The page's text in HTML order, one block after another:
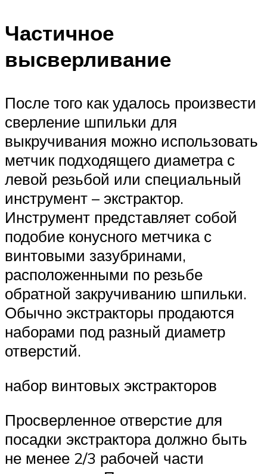
Частичное
высверливание
После того как удалось произвести
сверление шпильки для
выкручивания можно использовать
метчик подходящего диаметра с
левой резьбой или специальный
инструмент – экстрактор.
Инструмент представляет собой
подобие конусного метчика с
винтовыми зазубринами,
расположенными по резьбе
обратной закручиванию шпильки.
Обычно экстракторы продаются
наборами под разный диаметр
отверстий.
набор винтовых экстракторов
Просверленное отверстие для
посадки экстрактора должно быть
не менее 2/3 рабочей части